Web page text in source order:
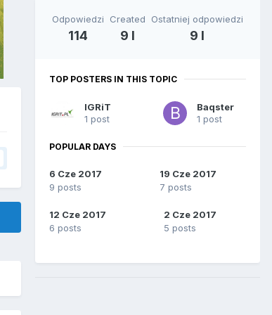
Odpowiedzi
114
Created
9 l
Ostatniej odpowiedzi
9 l
TOP POSTERS IN THIS TOPIC
IGRiT
1 post
Baqster
1 post
POPULAR DAYS
6 Cze 2017
9 posts
19 Cze 2017
7 posts
12 Cze 2017
6 posts
2 Cze 2017
5 posts